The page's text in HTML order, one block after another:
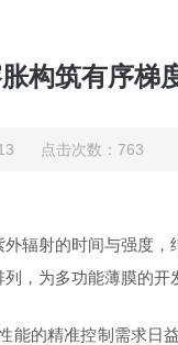
构筑有序梯
13 点击次数：763
辐射的时间与强度
，为多功能薄膜的开
的精准控制需求